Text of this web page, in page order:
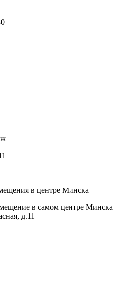
в центре Минска
в самом центре Минска
д.11